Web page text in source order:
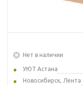
Нет в наличии
УЮТ Астана
Новосибирск, Лента